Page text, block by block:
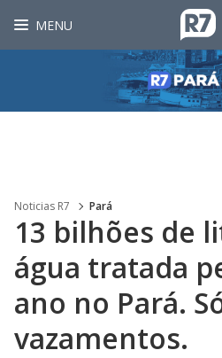
MENU
Noticias R7 Pará
13 bilhões de
água tratada
ano no Pará.
vazamentos.